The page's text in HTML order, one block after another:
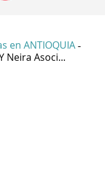
en ANTIOQUIA -
Neira Asoci...